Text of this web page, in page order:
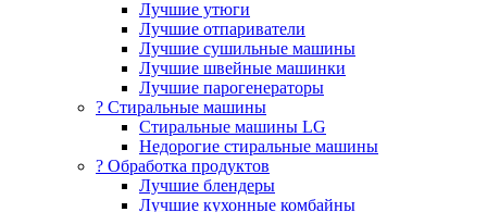
Лучшие утюги
Лучшие отпариватели
Лучшие сушильные машины
Лучшие швейные машинки
Лучшие парогенераторы
? Стиральные машины
Стиральные машины LG
Недорогие стиральные машины
? Обработка продуктов
Лучшие блендеры
Лучшие кухонные комбайны